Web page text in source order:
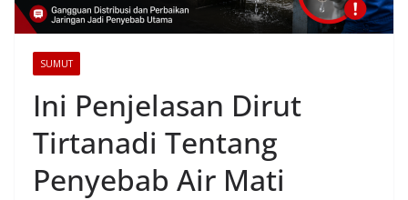
SUMUT
Ini Penjelasan Dirut
Tirtanadi Tentang
Penyebab Air Mati